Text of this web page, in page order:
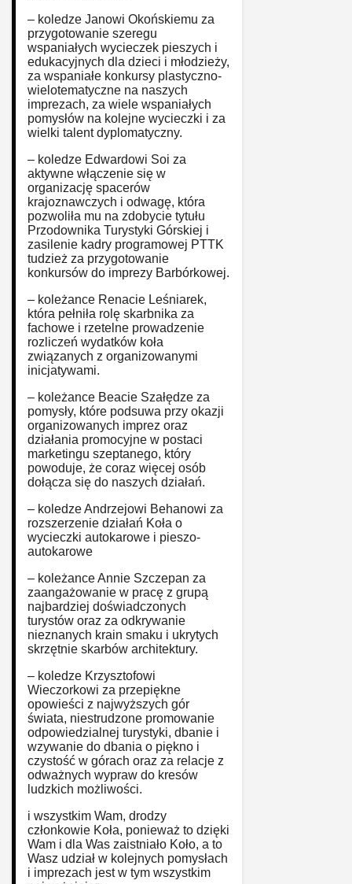
– koledze Janowi Okońskiemu za
przygotowanie szeregu
wspaniałych wycieczek pieszych i
edukacyjnych dla dzieci i młodzieży,
za wspaniałe konkursy plastyczno-
wielotematyczne na naszych
imprezach, za wiele wspaniałych
pomysłów na kolejne wycieczki i za
wielki talent dyplomatyczny.
– koledze Edwardowi Soi za
aktywne włączenie się w
organizację spacerów
krajoznawczych i odwagę, która
pozwoliła mu na zdobycie tytułu
Przodownika Turystyki Górskiej i
zasilenie kadry programowej PTTK
tudzież za przygotowanie
konkursów do imprezy Barbórkowej.
– koleżance Renacie Leśniarek,
która pełniła rolę skarbnika za
fachowe i rzetelne prowadzenie
rozliczeń wydatków koła
związanych z organizowanymi
inicjatywami.
– koleżance Beacie Szałędze za
pomysły, które podsuwa przy okazji
organizowanych imprez oraz
działania promocyjne w postaci
marketingu szeptanego, który
powoduje, że coraz więcej osób
dołącza się do naszych działań.
– koledze Andrzejowi Behanowi za
rozszerzenie działań Koła o
wycieczki autokarowe i pieszo-
autokarowe
– koleżance Annie Szczepan za
zaangażowanie w pracę z grupą
najbardziej doświadczonych
turystów oraz za odkrywanie
nieznanych krain smaku i ukrytych
skrzętnie skarbów architektury.
– koledze Krzysztofowi
Wieczorkowi za przepiękne
opowieści z najwyższych gór
świata, niestrudzone promowanie
odpowiedzialnej turystyki, dbanie i
wzywanie do dbania o piękno i
czystość w górach oraz za relacje z
odważnych wypraw do kresów
ludzkich możliwości.
i wszystkim Wam, drodzy
członkowie Koła, ponieważ to dzięki
Wam i dla Was zaistniało Koło, a to
Wasz udział w kolejnych pomysłach
i imprezach jest w tym wszystkim